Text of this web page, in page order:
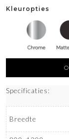
Kleuropties
Specificaties:
Breedte